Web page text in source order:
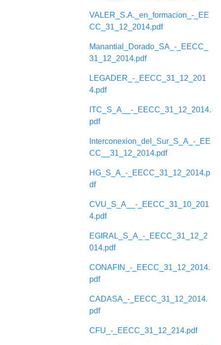
VALER_S.A._en_formacion_-_EE
CC_31_12_2014.pdf
Manantial_Dorado_SA_-_EECC_
31_12_2014.pdf
LEGADER_-_EECC_31_12_201
4.pdf
ITC_S_A__-_EECC_31_12_2014.
pdf
Interconexion_del_Sur_S_A_-_EE
CC__31_12_2014.pdf
HG_S_A_-_EECC_31_12_2014.p
df
CVU_S_A__-_EECC_31_10_201
4.pdf
EGIRAL_S_A_-_EECC_31_12_2
014.pdf
CONAFIN_-_EECC_31_12_2014.
pdf
CADASA_-_EECC_31_12_2014.
pdf
CFU_-_EECC_31_12_214.pdf